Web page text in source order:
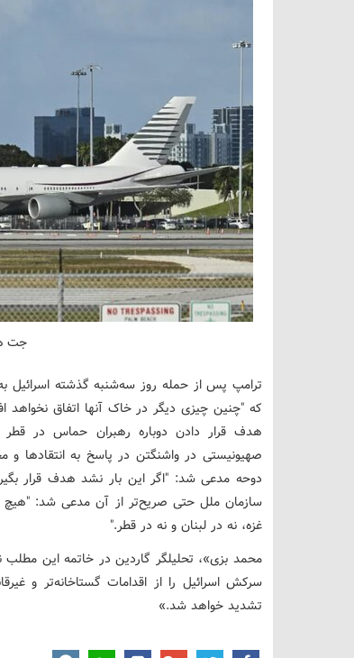
جت
ترامپ پس از حمله روز سه‌شنبه گذشته
که "چنین چیزی دیگر در خاک آنها اتفاق نخواهد
هدف قرار دادن دوباره رهبران حماس در قطر
صهیونیستی در واشنگتن در پاسخ به
دوحه مدعی شد: "اگر این بار نشد هدف قرار
سازمان ملل حتی صریح‌تر از آن مدعی شد: "هیچ
غزه، نه در لبنان و نه در قطر."
محمد بزی»، تحلیلگر گاردین در خاتمه این مطلب
سرکش اسرائیل را از اقدامات گستاخانه‌تر و
تشدید خواهد شد.»